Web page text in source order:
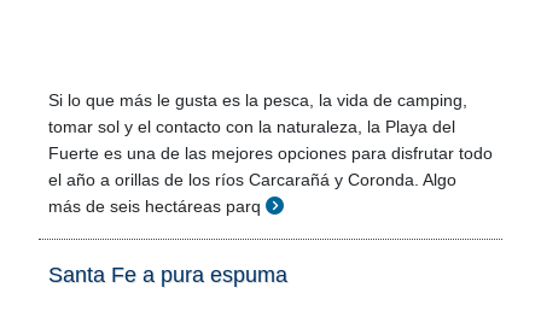
Si lo que más le gusta es la pesca, la vida de camping,
tomar sol y el contacto con la naturaleza, la Playa del
Fuerte es una de las mejores opciones para disfrutar todo
el año a orillas de los ríos Carcarañá y Coronda. Algo
más de seis hectáreas parq
Santa Fe a pura espuma